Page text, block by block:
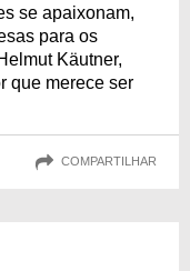
se apaixonam,
para os
Käutner,
que merece ser
COMPARTILHAR